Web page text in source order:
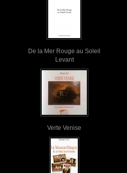
De la Mer Rouge au Soleil
Levant
Verte Venise